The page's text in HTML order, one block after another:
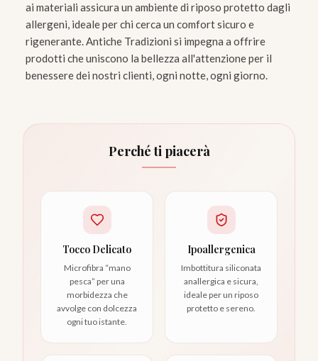
ai materiali assicura un ambiente di riposo protetto dagli
allergeni, ideale per chi cerca un comfort sicuro e
rigenerante. Antiche Tradizioni si impegna a offrire
prodotti che uniscono la bellezza all'attenzione per il
benessere dei nostri clienti, ogni notte, ogni giorno.
Perché ti piacerà
Tocco Delicato
Microfibra “mano
pesca” per una
morbidezza che
avvolge con dolcezza
ogni tuo istante.
Ipoallergenica
Imbottitura siliconata
anallergica e sicura,
ideale per un riposo
protetto e sereno.